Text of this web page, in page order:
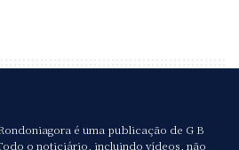
é uma publicação de G B
o noticiário, incluindo vídeos, não